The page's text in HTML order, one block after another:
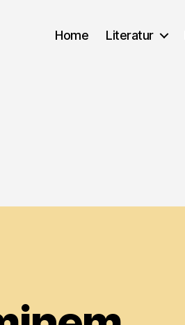
Home Literatur